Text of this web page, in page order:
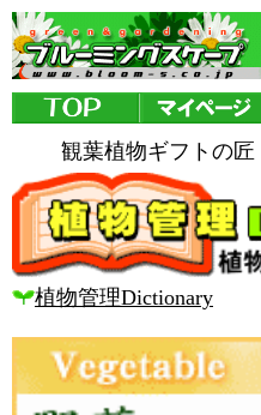
観葉植物ギフトの
植物管理Dictionary